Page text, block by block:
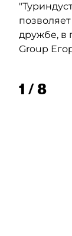
дружбе, в
Group
1 / 8